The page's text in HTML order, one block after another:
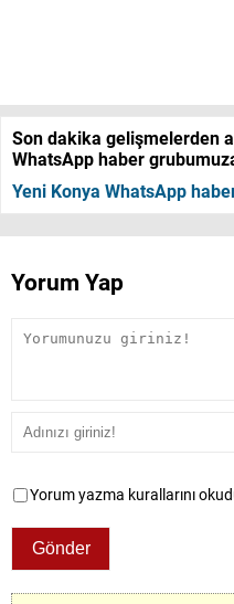
Son dakika gelişmelerden
WhatsApp haber
Yeni Konya WhatsApp
Yorum Yap
Yorum yazma kurallarını